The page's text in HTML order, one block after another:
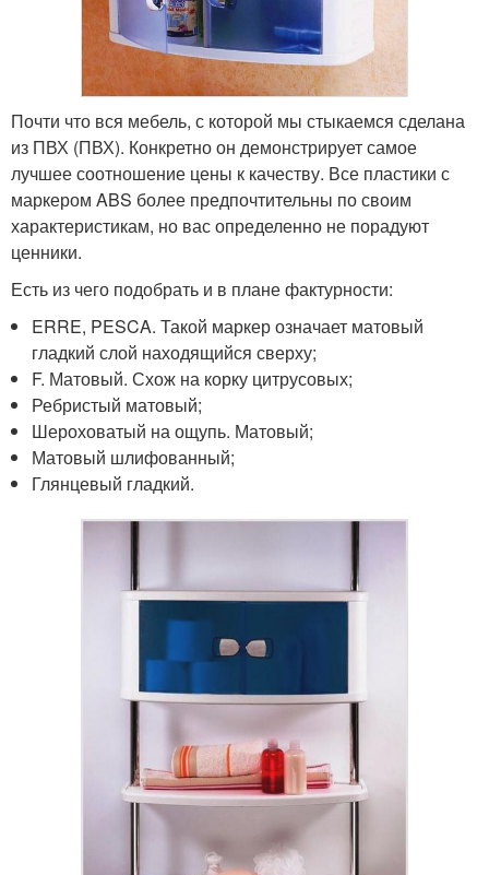
Почти что вся мебель, с которой мы стыкаемся сделана
из ПВХ (ПВХ). Конкретно он демонстрирует самое
лучшее соотношение цены к качеству. Все пластики с
маркером ABS более предпочтительны по своим
характеристикам, но вас определенно не порадуют
ценники.
Есть из чего подобрать и в плане фактурности:
ERRE, PESCA. Такой маркер означает матовый
гладкий слой находящийся сверху;
F. Матовый. Схож на корку цитрусовых;
Ребристый матовый;
Шероховатый на ощупь. Матовый;
Матовый шлифованный;
Глянцевый гладкий.